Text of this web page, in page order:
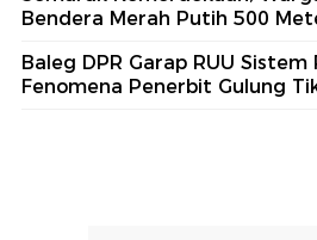
Bendera Merah Putih 500
Baleg DPR Garap RUU
Fenomena Penerbit Gulung